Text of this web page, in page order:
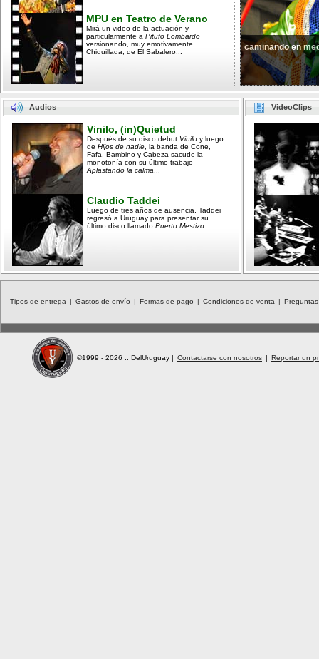
MPU en Teatro de Verano
Mirá un video de la actuación y
particularmente a Pitufo Lombardo
versionando, muy emotivamente,
Chiquillada, de El Sabalero...
caminando en
Audios
Vinilo, (in)Quietud
Después de su disco debut Vinilo y luego
de Hijos de nadie , la banda de Cone,
Fafa, Bambino y Cabeza sacude la
monotonía con su último trabajo
Aplastando la calma
Claudio Taddei
Luego de tres años de ausencia, Taddei
regresó a Uruguay para presentar su
último disco llamado Puerto Mestizo...
VideoClips
Tipos de entrega | Gastos de envío | Formas de pago | Condiciones de venta |
©1999 - 2026 :: DelUruguay | Contactarse con nosotros | Reportar un